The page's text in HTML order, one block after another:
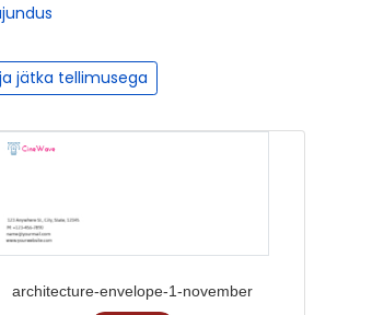
jätka tellimusega
architecture-envelope-1-november